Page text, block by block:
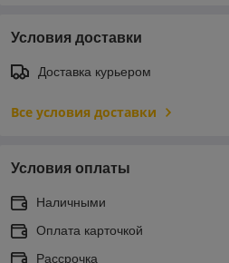
Условия доставки
Доставка курьером
Все условия доставки
Условия оплаты
Наличными
Оплата карточкой
Рассрочка